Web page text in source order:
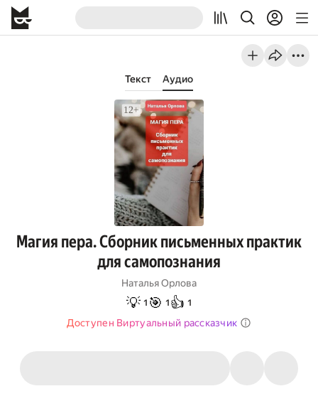
Текст Аудио
Магия пера. Сборник письменных практик
для самопознания
Наталья Орлова
💡 1 🎯 1 👍 1
Доступен Виртуальный рассказчик